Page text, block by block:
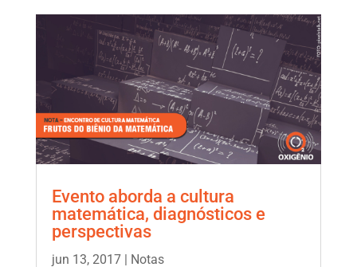
Evento aborda a cultura
matemática, diagnósticos e
perspectivas
jun 13, 2017| Notas